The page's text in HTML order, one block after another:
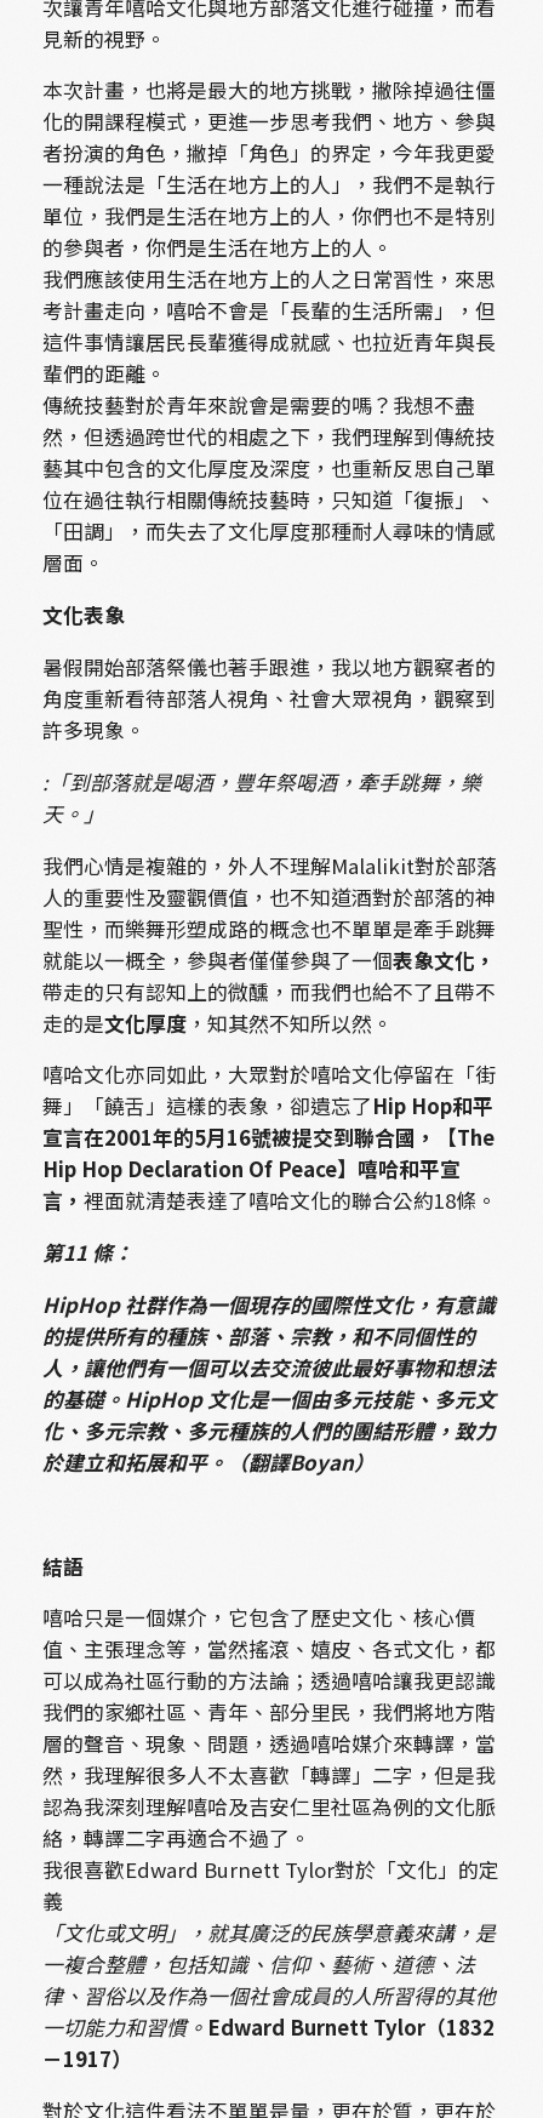
次讓青年嘻哈文化與地方部落文化進行碰撞，而看
見新的視野。
本次計畫，也將是最大的地方挑戰，撇除掉過往僵
化的開課程模式，更進一步思考我們、地方、參與
者扮演的角色，撇掉「角色」的界定，今年我更愛
一種說法是「生活在地方上的人」，我們不是執行
單位，我們是生活在地方上的人，你們也不是特別
的參與者，你們是生活在地方上的人。
我們應該使用生活在地方上的人之日常習性，來思
考計畫走向，嘻哈不會是「長輩的生活所需」，但
這件事情讓居民長輩獲得成就感、也拉近青年與長
輩們的距離。
傳統技藝對於青年來說會是需要的嗎？我想不盡
然，但透過跨世代的相處之下，我們理解到傳統技
藝其中包含的文化厚度及深度，也重新反思自己單
位在過往執行相關傳統技藝時，只知道「復振」、
「田調」，而失去了文化厚度那種耐人尋味的情感
層面。
文化表象
暑假開始部落祭儀也著手跟進，我以地方觀察者的
角度重新看待部落人視角、社會大眾視角，觀察到
許多現象。
:「到部落就是喝酒，豐年祭喝酒，牽手跳舞，樂
天。」
我們心情是複雜的，外人不理解Malalikit對於部落
人的重要性及靈觀價值，也不知道酒對於部落的神
聖性，而樂舞形塑成路的概念也不單單是牽手跳舞
就能以一概全，參與者僅僅參與了一個表象文化，
帶走的只有認知上的微醺，而我們也給不了且帶不
走的是文化厚度，知其然不知所以然。
嘻哈文化亦同如此，大眾對於嘻哈文化停留在「街
舞」「饒舌」這樣的表象，卻遺忘了Hip Hop和平
宣言在2001年的5月16號被提交到聯合國，
【The
Hip Hop Declaration Of Peace】嘻哈和平宣
言， 裡面就清楚表達了嘻哈文化的聯合公約18條。
第11 條：
HipHop社群作為一個現存的國際性文化，有意識
的提供所有的種族、部落、宗教，和不同個性的
人，讓他們有一個可以去交流彼此最好事物和想法
的基礎。HipHop 文化是一個由多元技能、多元文
化、多元宗教、多元種族的人們的團結形體，致力
於建立和拓展和平。（翻譯Boyan）
結語
嘻哈只是一個媒介，它包含了歷史文化、核心價
值、主張理念等，當然搖滾、嬉皮、各式文化，都
可以成為社區行動的方法論；透過嘻哈讓我更認識
我們的家鄉社區、青年、部分里民，我們將地方階
層的聲音、現象、問題，透過嘻哈媒介來轉譯，當
然，我理解很多人不太喜歡「轉譯」二字，但是我
認為我深刻理解嘻哈及吉安仁里社區為例的文化脈
絡，轉譯二字再適合不過了。
我很喜歡Edward Burnett Tylor對於「文化」的定
義
「文化或文明」，就其廣泛的民族學意義來講，是
一複合整體，包括知識、信仰、藝術、道德、法
律、習俗以及作為一個社會成員的人所習得的其他
一切能力和習慣。 Edward Burnett Tylor（1832
－1917）
對於文化這件看法不單單是量，更在於質，更在於